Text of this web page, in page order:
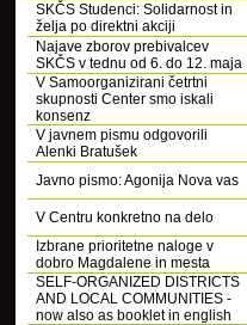
SKČS Studenci: Solidarnost in
želja po direktni akciji
Najave zborov prebivalcev
SKČS v tednu od 6. do 12. maja
V Samoorganizirani četrtni
skupnosti Center smo iskali
konsenz
V javnem pismu odgovorili
Alenki Bratušek
Javno pismo: Agonija Nova vas
V Centru konkretno na delo
Izbrane prioritetne naloge v
dobro Magdalene in mesta
SELF-ORGANIZED DISTRICTS
AND LOCAL COMMUNITIES -
now also as booklet in english